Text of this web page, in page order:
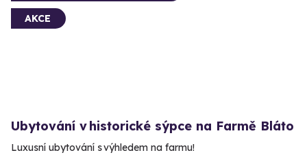
AKCE
Ubytování v historické sýpce na Farmě Bláto
Luxusní ubytování s výhledem na farmu!